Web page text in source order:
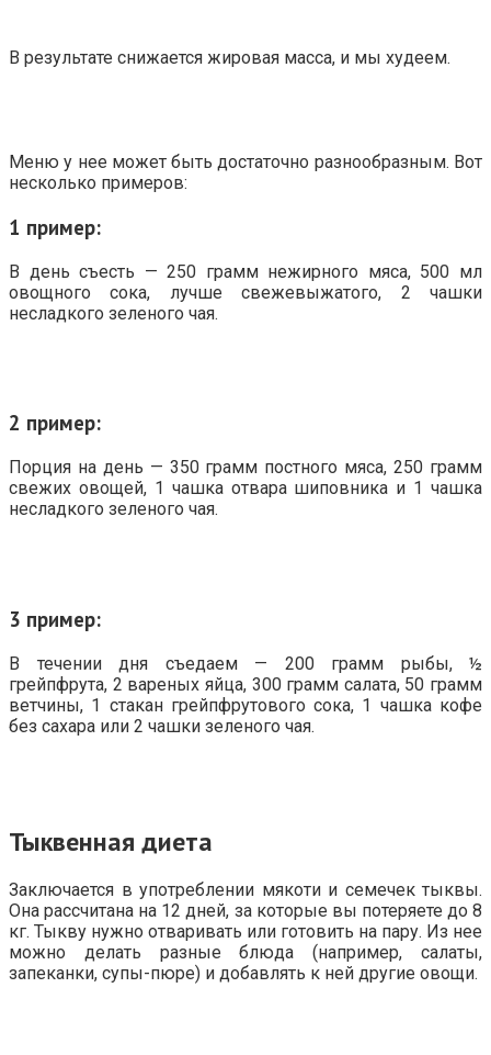
В результате снижается жировая масса, и мы худеем.
Меню у нее может быть достаточно разнообразным. Вот
несколько примеров:
1 пример:
В день съесть — 250 грамм нежирного мяса, 500 мл
овощного сока, лучше свежевыжатого, 2 чашки
несладкого зеленого чая.
2 пример:
Порция на день — 350 грамм постного мяса, 250 грамм
свежих овощей, 1 чашка отвара шиповника и 1 чашка
несладкого зеленого чая.
3 пример:
В течении дня съедаем — 200 грамм рыбы, ½
грейпфрута, 2 вареных яйца, 300 грамм салата, 50 грамм
ветчины, 1 стакан грейпфрутового сока, 1 чашка кофе
без сахара или 2 чашки зеленого чая.
Тыквенная диета
Заключается в употреблении мякоти и семечек тыквы.
Она рассчитана на 12 дней, за которые вы потеряете до 8
кг. Тыкву нужно отваривать или готовить на пару. Из нее
можно делать разные блюда (например, салаты,
запеканки, супы-пюре) и добавлять к ней другие овощи.